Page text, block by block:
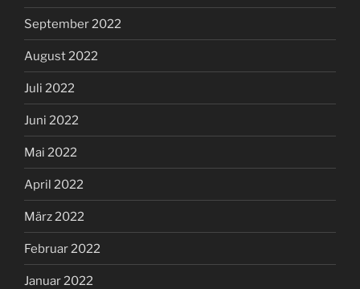
September 2022
August 2022
Juli 2022
Juni 2022
Mai 2022
April 2022
März 2022
Februar 2022
Januar 2022